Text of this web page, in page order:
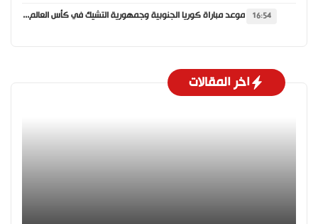
16:54 موعد مباراة كوريا الجنوبية وجمهورية التشيك في كأس العالم 2026 والقنوات الناقلة
اخر المقالات